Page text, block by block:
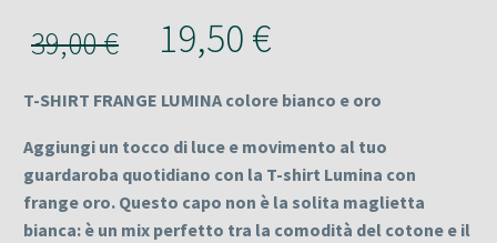
39,00€
Il
originale
era:
39,00 €.
19,50 €
attuale
è:
19,50 €.
T-SHIRT FRANGE LUMINA colore bianco e oro
Aggiungi un tocco di luce e movimento al tuo
guardaroba quotidiano con la T-shirt Lumina con
frange oro. Questo capo non è la solita maglietta
bianca: è un mix perfetto tra la comodità del cotone e il